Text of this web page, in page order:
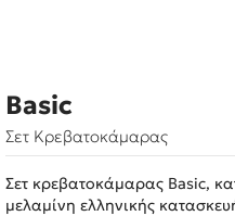
Basic
Σετ Κρεβατοκάμαρας
Σετ κρεβατοκάμαρας Basic,
μελαμίνη ελληνικής